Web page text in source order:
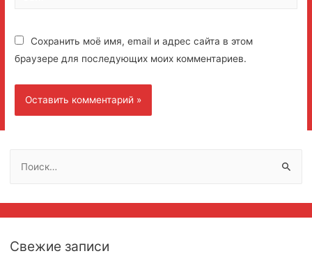
Сохранить моё имя, email и адрес сайта в этом
браузере для последующих моих комментариев.
:Свежие записи